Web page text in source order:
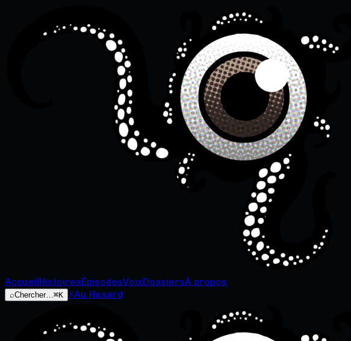
AccueilHistoiresÉpisodesVoixDossiersÀ propos
⌕Chercher…⌘K ⚡Au Hasard